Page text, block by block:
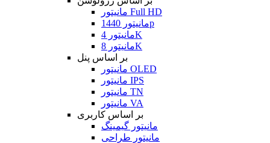
مانیتور Full HD
مانیتور 1440p
مانیتور 4K
مانیتور 8K
بر اساس پنل
مانیتور OLED
مانیتور IPS
مانیتور TN
مانیتور VA
بر اساس کاربری
مانیتور گیمینگ
مانیتور طراحی